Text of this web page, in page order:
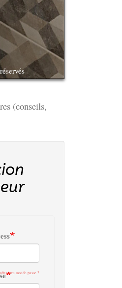
(conseils,
votre mot de passe ?